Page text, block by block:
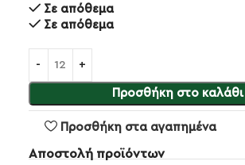
Σε απόθεμα
Σε απόθεμα
Προσθήκη στο καλάθι
Προσθήκη στα αγαπημένα
Αποστολή προϊόντων